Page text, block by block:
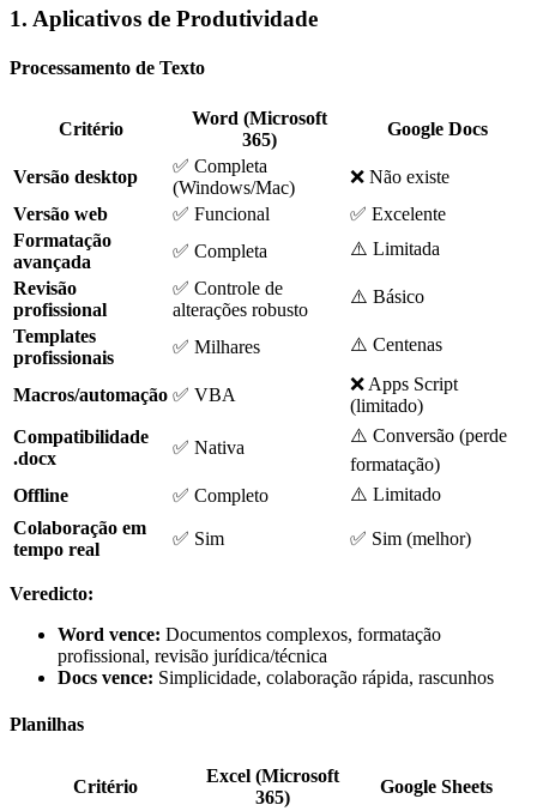
1. Aplicativos de Produtividade
Processamento de Texto
Critério
Word (Microsoft
365)
Google Docs
Versão desktop
✅ Completa
(Windows/Mac)
❌ Não existe
Versão web
✅ Funcional
✅ Excelente
Formatação
avançada
✅ Completa
⚠️ Limitada
Revisão
profissional
✅ Controle de
alterações robusto
⚠️ Básico
Templates
profissionais
✅ Milhares ⚠️ Centenas
Macros/automação ✅ VBA
❌ Apps Script
(limitado)
Compatibilidade
.docx
✅ Nativa
⚠️ Conversão (perde
formatação)
Offline
✅ Completo
⚠️ Limitado
Colaboração em
tempo real
✅ Sim ✅ Sim (melhor)
Veredicto:
Word vence: Documentos complexos, formatação
profissional, revisão jurídica/técnica
Docs vence: Simplicidade, colaboração rápida, rascunhos
Planilhas
Critério
Excel (Microsoft
365)
Google Sheets